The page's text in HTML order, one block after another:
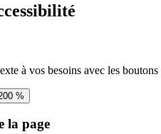
à vos besoins avec les boutons
%
la page